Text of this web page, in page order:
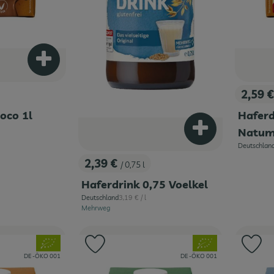
1l
Produkt zum Warenkorb hinzufügen
, Preis:
2,39 € / 0,75 l
Haferdrink 0,75 Voelkel
, Herkunft:
Deutschland, Referenzpreis:
3,19 € / l
Mehrweg
Produkt zum
, Preis:
2,59 €
, Herkunft:
, Verband:
, Kontrollstelle:
DE -ÖKO 001
hinzufügen
, Verband:
, Kontrollstelle:
DE -ÖKO 001
Produkt zu Favouriten hinzufügen